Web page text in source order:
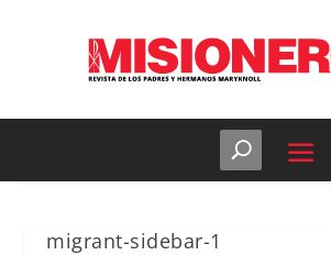
migrant-sidebar-1